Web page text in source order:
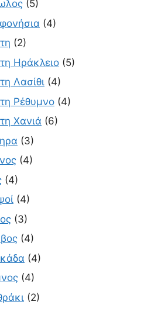
(5)
(4)
(2)
Ηράκλειο (5)
Λασίθι (4)
Ρέθυμνο (4)
Χανιά (6)
(3)
(4)
(4)
(4)
(3)
(4)
(4)
(4)
(2)